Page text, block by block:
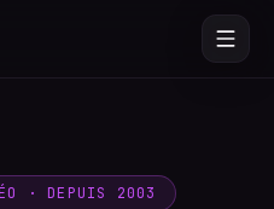
· DEPUIS 2003